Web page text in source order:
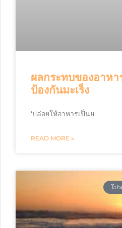
ผลกระทบของอาห
ป้องกันมะเร็ง
‘ปล่อยให้อาหารเป็นย
READ MORE »
โป